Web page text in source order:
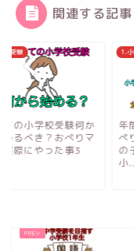
関連する記事
校受験
ての小学校受験何か
めるべき？おぺりマ
実際にやった事3
1.
年
ぺ
の
小